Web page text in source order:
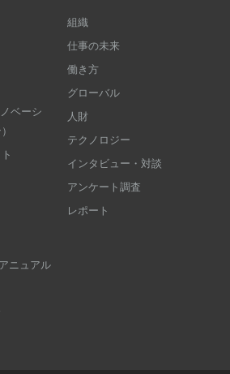
ベーシ
ニュアル
組織
仕事の未来
働き方
グローバル
人財
テクノロジー
インタビュー・対談
アンケート調査
レポート